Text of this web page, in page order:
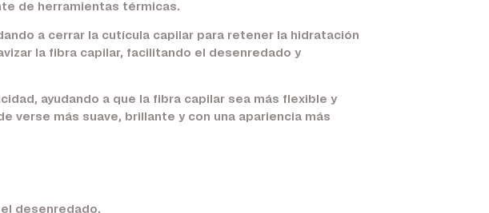
de herramientas térmicas.
a cerrar la cutícula capilar para retener la hidratación
la fibra capilar, facilitando el desenredado y
ayudando a que la fibra capilar sea más flexible y
verse más suave, brillante y con una apariencia más
desenredado.